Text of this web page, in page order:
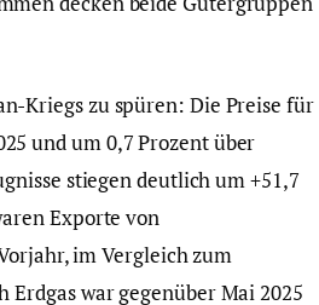
Kriegs zu spüren: Die Preise für
und um 0,7 Prozent über
stiegen deutlich um +51,7
Exporte von
im Vergleich zum
war gegenüber Mai 2025